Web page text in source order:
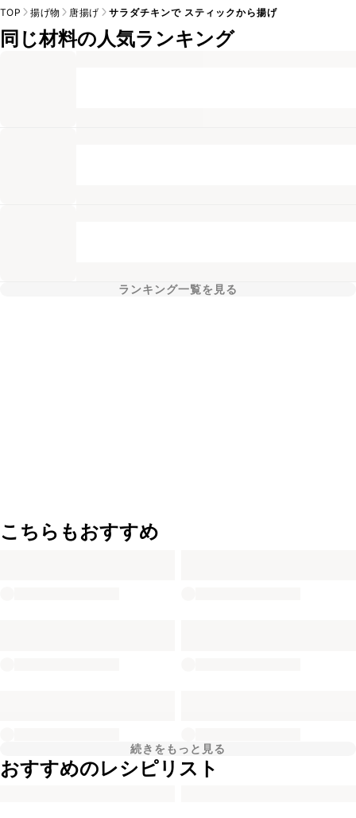
TOP 揚げ物 唐揚げ サラダチキンで スティックから揚げ
同じ材料の人気ランキング
ランキング一覧を見る
こちらもおすすめ
続きをもっと見る
おすすめのレシピリスト